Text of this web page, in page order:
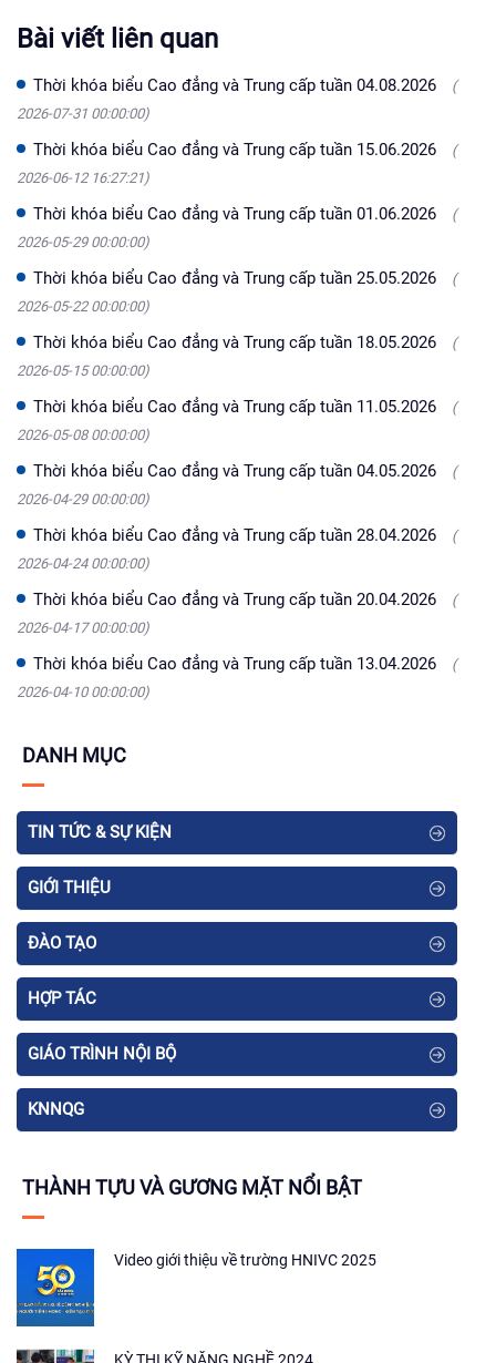
Bài viết liên quan
Thời khóa biểu Cao đẳng và Trung cấp tuần 04.08.2026
(
2026-07-31 00:00:00)
Thời khóa biểu Cao đẳng và Trung cấp tuần 15.06.2026
(
2026-06-12 16:27:21)
Thời khóa biểu Cao đẳng và Trung cấp tuần 01.06.2026
(
2026-05-29 00:00:00)
Thời khóa biểu Cao đẳng và Trung cấp tuần 25.05.2026
(
2026-05-22 00:00:00)
Thời khóa biểu Cao đẳng và Trung cấp tuần 18.05.2026
(
2026-05-15 00:00:00)
Thời khóa biểu Cao đẳng và Trung cấp tuần 11.05.2026
(
2026-05-08 00:00:00)
Thời khóa biểu Cao đẳng và Trung cấp tuần 04.05.2026
(
2026-04-29 00:00:00)
Thời khóa biểu Cao đẳng và Trung cấp tuần 28.04.2026
(
2026-04-24 00:00:00)
Thời khóa biểu Cao đẳng và Trung cấp tuần 20.04.2026
(
2026-04-17 00:00:00)
Thời khóa biểu Cao đẳng và Trung cấp tuần 13.04.2026
(
2026-04-10 00:00:00)
DANH MỤC
TIN TỨC & SỰ KIỆN
GIỚI THIỆU
ĐÀO TẠO
HỢP TÁC
GIÁO TRÌNH NỘI BỘ
KNNQG
THÀNH TỰU VÀ GƯƠNG MẶT NỔI BẬT
Video giới thiệu về trường HNIVC 2025
KỲ THI KỸ NĂNG NGHỀ 2024